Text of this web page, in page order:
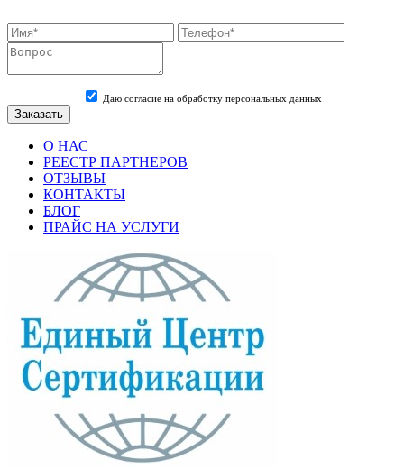
Даю согласие на обработку персональных данных
О НАС
РЕЕСТР ПАРТНЕРОВ
ОТЗЫВЫ
КОНТАКТЫ
БЛОГ
ПРАЙС НА УСЛУГИ